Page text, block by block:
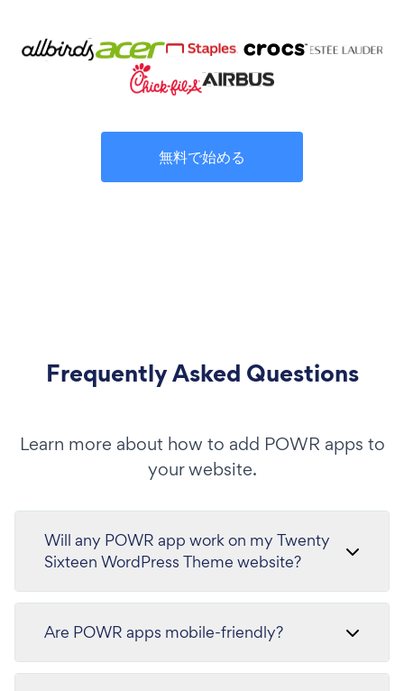
無料で始める
Frequently Asked Questions
Learn more about how to add POWR apps to
your website.
Will any POWR app work on my Twenty
Sixteen WordPress Theme website?
Are POWR apps mobile-friendly?